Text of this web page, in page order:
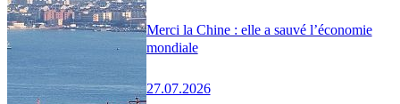
Merci la Chine : elle a sauvé l’économie
mondiale
27.07.2026